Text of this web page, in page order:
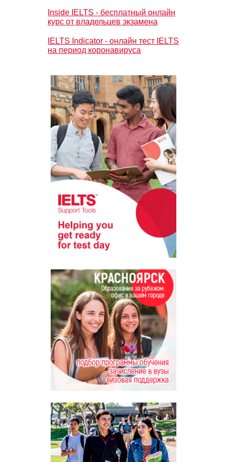
Inside IELTS - бесплатный онлайн
курс от владельцев экзамена
IELTS Indicator - онлайн тест IELTS
на период коронавируса